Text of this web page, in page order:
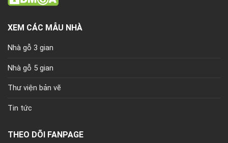
XEM CÁC MẪU NHÀ
Nhà gỗ 3 gian
Nhà gỗ 5 gian
Thư viện bản vẽ
Tin tức
THEO DÕI FANPAGE